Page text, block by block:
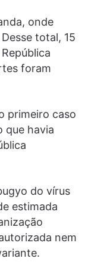
onde
total, 15
foram
primeiro caso
que havia
do vírus
estimada
nem